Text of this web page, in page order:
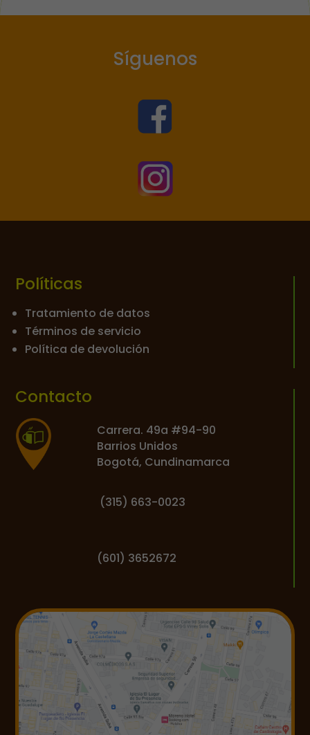
Síguenos


Políticas
Tratamiento de datos
Términos de servicio
Política de devolución
Contacto
Carrera. 49a #94-90
Barrios Unidos
Bogotá, Cundinamarca
(315) 663-0023
(601) 3652672